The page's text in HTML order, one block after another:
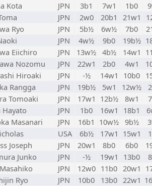
Kota JPN 3b1 7w1 1b0
JPN 2w0 20b1 21w1
Ryo JPN 5b½ 6w½ 7b0
JPN 4w½ 9b0 19b½
Eiichiro JPN 13w½ 4b½ 14w1
Nozomu JPN 22w1 2b0 4w1
Hiroaki JPN -½ 14w1 10b0
Rangga JPN 19b½ 5w1 12w½
Tomoaki JPN 17w1 12b½ 8w1
Hayato JPN 1b0 16w1 18b1
Masanari JPN 16b1 10w½ 9b½
USA 6b½ 17w1 15w1
Joseph JPN 20w1 8b0 6b0
Junko JPN -½ 19w1 13b0
JPN 12w0 11b0 20w1
Ryo JPN 10b0 13b0 22w1